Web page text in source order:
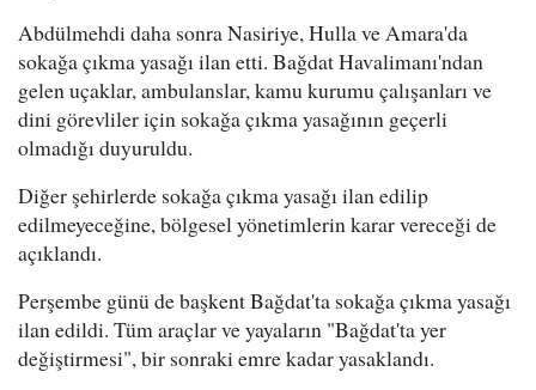
Abdülmehdi daha sonra Nasiriye, Hulla ve Amara'da
sokağa çıkma yasağı ilan etti. Bağdat Havalimanı'ndan
gelen uçaklar, ambulanslar, kamu kurumu çalışanları ve
dini görevliler için sokağa çıkma yasağının geçerli
olmadığı duyuruldu.
Diğer şehirlerde sokağa çıkma yasağı ilan edilip
edilmeyeceğine, bölgesel yönetimlerin karar vereceği de
açıklandı.
Perşembe günü de başkent Bağdat'ta sokağa çıkma yasağı
ilan edildi. Tüm araçlar ve yayaların "Bağdat'ta yer
değiştirmesi", bir sonraki emre kadar yasaklandı.